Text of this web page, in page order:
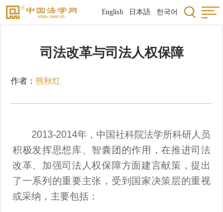
English 日本語 한국어
司法改革与司法人权保障
作者： 熊秋红
2013-2014年，中国社科院法学所科研人员
积极发挥思想库、智囊团的作用，在推进司法
改革、加强司法人权保障方面建言献策，提出
了一系列的重要主张，受到国家决策层的重视
或采纳，主要包括：